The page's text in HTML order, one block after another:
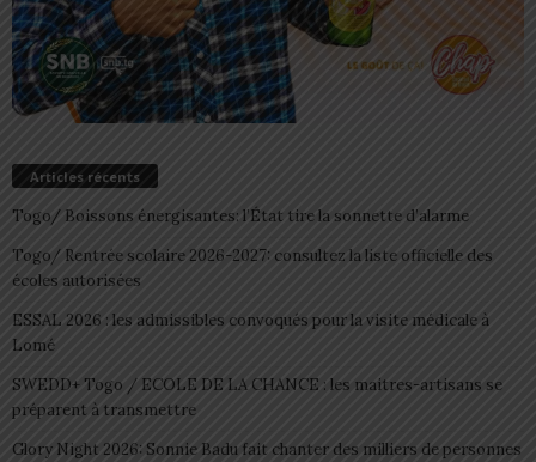
Articles récents
Togo/ Boissons énergisantes: l’État tire la sonnette d’alarme
Togo/ Rentrée scolaire 2026-2027: consultez la liste officielle des
écoles autorisées
ESSAL 2026 : les admissibles convoqués pour la visite médicale à
Lomé
SWEDD+ Togo / ECOLE DE LA CHANCE : les maitres-artisans se
préparent à transmettre
Glory Night 2026: Sonnie Badu fait chanter des milliers de personnes